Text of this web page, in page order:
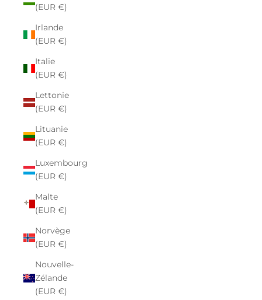
(EUR €)
Irlande
(EUR €)
Italie
(EUR €)
Lettonie
(EUR €)
Lituanie
(EUR €)
Luxembourg
(EUR €)
Malte
(EUR €)
Norvège
(EUR €)
Nouvelle-
Zélande
(EUR €)